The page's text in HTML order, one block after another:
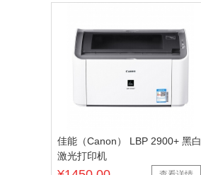
佳能（Canon） LBP 2900+ 黑白
激光打印机